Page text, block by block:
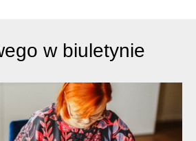
w biuletynie